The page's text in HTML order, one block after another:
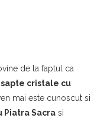
de la faptul ca
cristale cu
mai este cunoscut si
Piatra Sacra si